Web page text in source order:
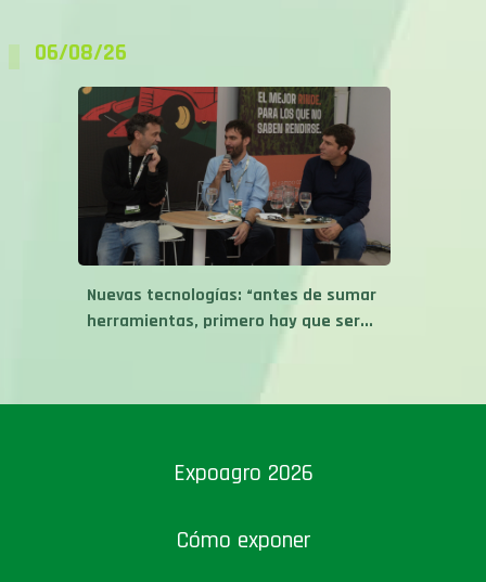
06/08/26
Nuevas tecnologías: “antes de sumar
herramientas, primero hay que ser...
Expoagro 2026
Cómo exponer